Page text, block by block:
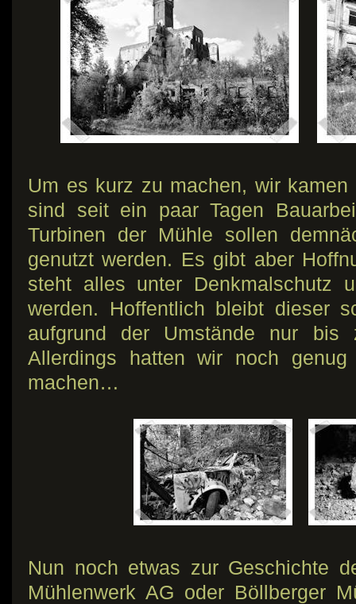
Um es kurz zu machen, wir
sind seit ein paar Tagen
Turbinen der Mühle sollen
genutzt werden. Es gibt aber
steht alles unter Denkmalschutz
werden. Hoffentlich bleibt dieser
aufgrund der Umstände nur bis
Allerdings hatten wir noch
machen…
Nun noch etwas zur Geschichte
Mühlenwerk AG oder Böllberger